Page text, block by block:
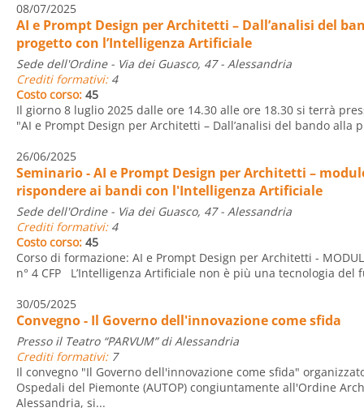
08/07/2025
AI e Prompt Design per Architetti – Dall’analisi del
progetto con l’Intelligenza Artificiale
Sede dell'Ordine - Via dei Guasco, 47 - Alessandria
Crediti formativi:4
Costo corso: 45
Il giorno 8 luglio 2025 dalle ore 14.30 alle ore 18.30 si terrà
"AI e Prompt Design per Architetti – Dall’analisi del bando alla
26/06/2025
Seminario - AI e Prompt Design per Architetti –
rispondere ai bandi con l'Intelligenza Artificiale
Sede dell'Ordine - Via dei Guasco, 47 - Alessandria
Crediti formativi:4
Costo corso: 45
Corso di formazione: AI e Prompt Design per Architetti -
n° 4 CFP L’Intelligenza Artificiale non è più una tecnologia del
30/05/2025
Convegno - Il Governo dell'innovazione come sfida
Presso il Teatro “PARVUM” di Alessandria
Crediti formativi:7
Il convegno "Il Governo dell'innovazione come sfida"
Ospedali del Piemonte (AUTOP) congiuntamente all'Ordine
Alessandria, si...